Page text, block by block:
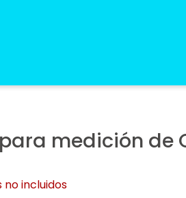
Español
medalab.es
Deutsch
medición de
incluidos